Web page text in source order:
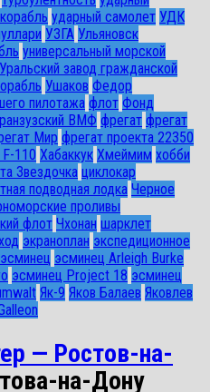
ударный самолет УДК
УЗГА Ульяновск
универсальный морской
Уральский завод гражданской
Ушаков Федор
пилотажа флот Фонд
ВМФ фрегат фрегат
Мир фрегат проекта 22350
110 Хабаккук Хмеймим хобби
Звездочка циклокар
подводная лодка Черное
проливы
флот Чхонан шарклет
экраноплан экспедиционное
эсминец эсминец Arleigh Burke
эсминец Project 18 эсминец
Як-9 Яков Балаев Яковлев
— Ростов-на-
на-Дону